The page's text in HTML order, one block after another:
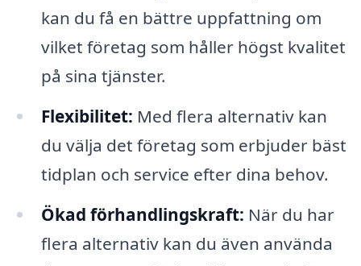
kan du få en bättre uppfattning om
vilket företag som håller högst kvalitet
på sina tjänster.
Flexibilitet: Med flera alternativ kan
du välja det företag som erbjuder bäst
tidplan och service efter dina behov.
Ökad förhandlingskraft: När du har
flera alternativ kan du även använda